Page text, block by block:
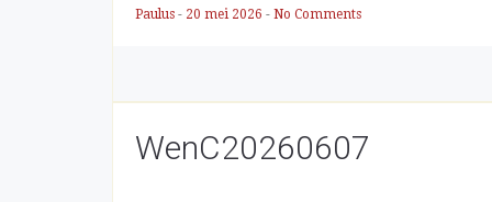
Paulus - 20 mei 2026 - No Comments
WenC20260607